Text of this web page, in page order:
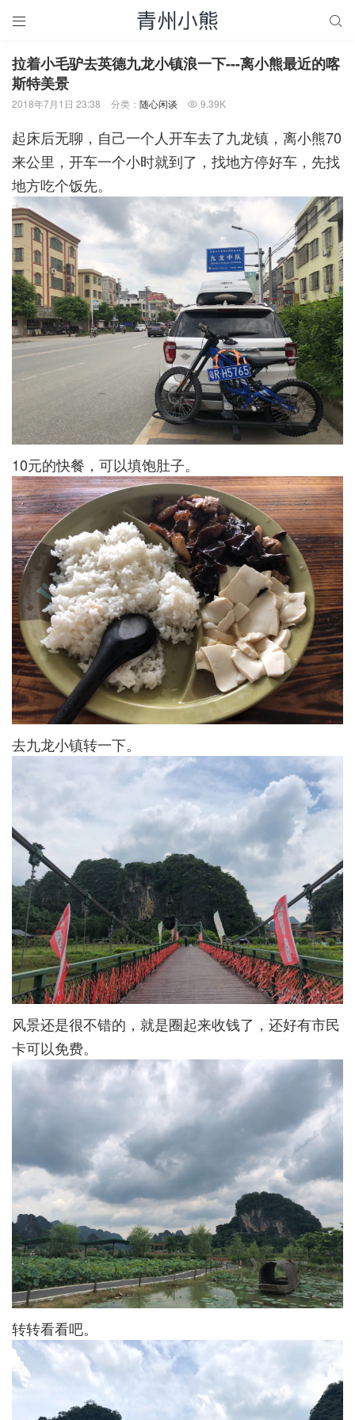
 
拉着小毛驴去英德九龙小镇浪一下---离小熊最近的喀
斯特美景
2018年7月1日 23:38 分类： 随心闲谈  9.39K
起床后无聊，自己一个人开车去了九龙镇，离小熊70
来公里，开车一个小时就到了，找地方停好车，先找
地方吃个饭先。
10元的快餐，可以填饱肚子。
去九龙小镇转一下。
风景还是很不错的，就是圈起来收钱了，还好有市民
卡可以免费。
转转看看吧。